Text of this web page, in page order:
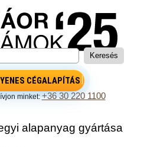
CÉGALAPÍTÁS
minket:+36 30 220 1100
alapanyag gyártása